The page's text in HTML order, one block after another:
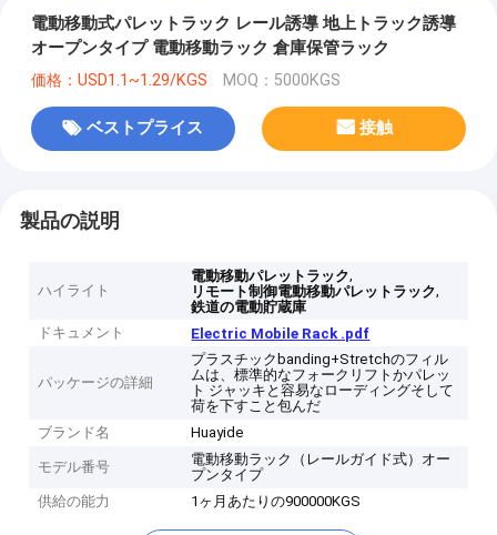
電動移動式パレットラック レール誘導 地上トラック誘導
オープンタイプ 電動移動ラック 倉庫保管ラック
価格：USD1.1~1.29/KGS MOQ：5000KGS
ベストプライス 接触
製品の説明
ハイライト
電動移動パレットラック,
リモート制御電動移動パレットラック,
鉄道の電動貯蔵庫
ドキュメント
Electric Mobile Rack .pdf
パッケージの詳細
プラスチックbanding+Stretchのフィル
ムは、標準的なフォークリフトかパレッ
ト ジャッキと容易なローディングそして
荷を下すこと包んだ
ブランド名
Huayide
モデル番号
電動移動ラック（レールガイド式）オー
プンタイプ
供給の能力
1ヶ月あたりの900000KGS